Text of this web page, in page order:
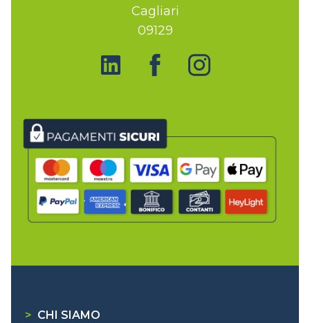
Cagliari
09129
> CHI SIAMO